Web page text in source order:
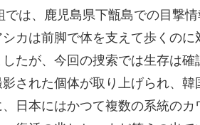
は、鹿児島県下甑島での目撃情
カは前脚で体を支えて歩くのに
たが、今回の捜索では生存は確
された個体が取り上げられ、韓
日本にはかつて複数の系統のカ